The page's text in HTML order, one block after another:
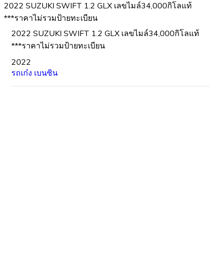
2022 SUZUKI SWIFT 1.2 GLX เลขไมล์34,000กิโลแท้
***ราคาไม่รวมป้ายทะเบียน
2022 SUZUKI SWIFT 1.2 GLX เลขไมล์34,000กิโลแท้
***ราคาไม่รวมป้ายทะเบียน
2022
รถเก๋ง เบนซิน